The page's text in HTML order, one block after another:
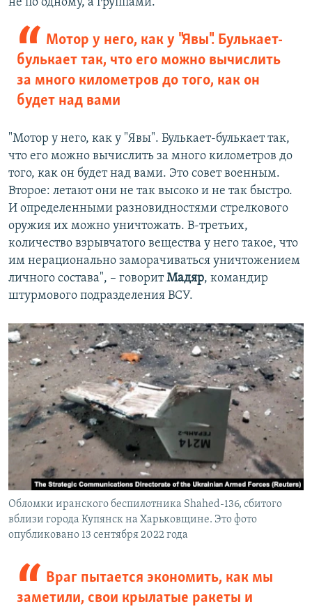
Мотор у него, как у "Явы". Булькает-
булькает так, что его можно вычислить
за много километров до того, как он
будет над вами
"Мотор у него, как у "Явы". Булькает-булькает так,
что его можно вычислить за много километров до
того, как он будет над вами. Это совет военным.
Второе: летают они не так высоко и не так быстро.
И определенными разновидностями стрелкового
оружия их можно уничтожать. В-третьих,
количество взрывчатого вещества у него такое, что
им нерационально заморачиваться уничтожением
личного состава", – говоритМадяр, командир
штурмового подразделения ВСУ.
Обломки иранского беспилотника Shahed-136, сбитого
вблизи города Купянск на Харьковщине. Это фото
опубликовано 13 сентября 2022 года
Враг пытается экономить, как мы
заметили, свои крылатые ракеты и